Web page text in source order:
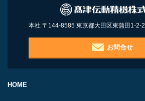
本社 〒144-8585 東京都大田区東蒲田1-2-2
お問合せ
HOME